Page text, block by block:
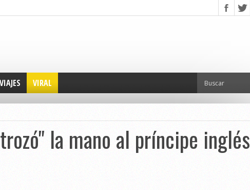
VIAJES VIRAL
la mano al príncipe inglés